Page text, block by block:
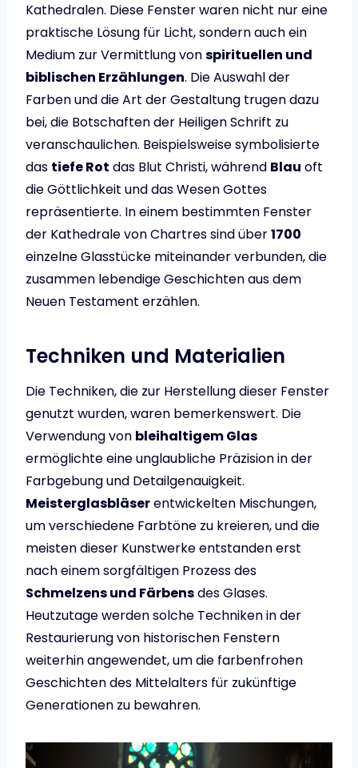
Kathedralen. Diese Fenster waren nicht nur eine
praktische Lösung für Licht, sondern auch ein
Medium zur Vermittlung vonspirituellen und
biblischen Erzählungen. Die Auswahl der
Farben und die Art der Gestaltung trugen dazu
bei, die Botschaften der Heiligen Schrift zu
veranschaulichen. Beispielsweise symbolisierte
das tiefe Rot das Blut Christi, während Blau oft
die Göttlichkeit und das Wesen Gottes
repräsentierte. In einem bestimmten Fenster
der Kathedrale von Chartres sind über1700
einzelne Glasstücke miteinander verbunden, die
zusammen lebendige Geschichten aus dem
Neuen Testament erzählen.
Techniken und Materialien
Die Techniken, die zur Herstellung dieser Fenster
genutzt wurden, waren bemerkenswert. Die
Verwendung von bleihaltigem Glas
ermöglichte eine unglaubliche Präzision in der
Farbgebung und Detailgenauigkeit.
Meisterglasbläserentwickelten Mischungen,
um verschiedene Farbtöne zu kreieren, und die
meisten dieser Kunstwerke entstanden erst
nach einem sorgfältigen Prozess des
Schmelzens und Färbensdes Glases.
Heutzutage werden solche Techniken in der
Restaurierung von historischen Fenstern
weiterhin angewendet, um die farbenfrohen
Geschichten des Mittelalters für zukünftige
Generationen zu bewahren.